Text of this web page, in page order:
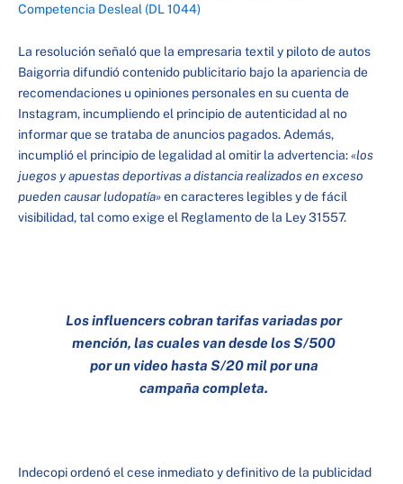
Competencia Desleal (DL 1044)
La resolución señaló que la empresaria textil y piloto de autos
Baigorria difundió contenido publicitario bajo la apariencia de
recomendaciones u opiniones personales en su cuenta de
Instagram, incumpliendo el principio de autenticidad al no
informar que se trataba de anuncios pagados. Además,
incumplió el principio de legalidad al omitir la advertencia:«los
juegos y apuestas deportivas a distancia realizados en exceso
pueden causar ludopatía»en caracteres legibles y de fácil
visibilidad, tal como exige el Reglamento de la Ley 31557.
Los influencers cobran tarifas variadas por
mención, las cuales van desde los S/500
por un video hasta S/20 mil por una
campaña completa.
Indecopi ordenó el cese inmediato y definitivo de la publicidad